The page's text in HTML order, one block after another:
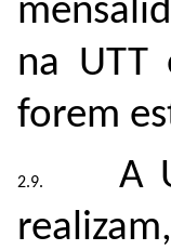
na UTT
forem
A